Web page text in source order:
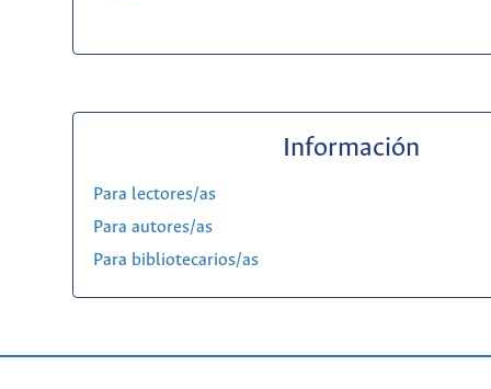
Información
Para lectores/as
Para autores/as
Para bibliotecarios/as